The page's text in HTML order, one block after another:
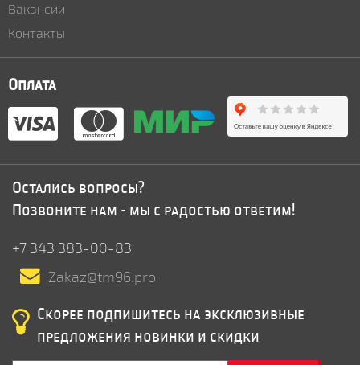
Вакансии
Контакты
Оплата
Остались вопросы?
Позвоните нам - мы с радостью ответим!
+7 343 383-00-83
Zakaz@tm96.pro
Скорее подпишитесь на эксклюзивные
предложения новинки и скидки